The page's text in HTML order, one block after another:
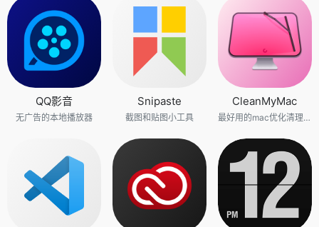
QQ影音
无广告的本地播放器
Snipaste
截图和贴图小工具
CleanMyMac
最好用的mac优化清理工具